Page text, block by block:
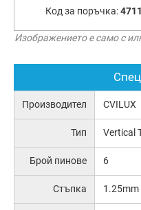
Код за поръчка:4711
Изображението е само с
Производител CVILUX
Тип Vertical
Брой пинове 6
Стъпка 1.25mm